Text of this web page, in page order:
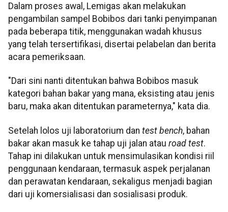
Dalam proses awal, Lemigas akan melakukan
pengambilan sampel Bobibos dari tanki penyimpanan
pada beberapa titik, menggunakan wadah khusus
yang telah tersertifikasi, disertai pelabelan dan berita
acara pemeriksaan.
"Dari sini nanti ditentukan bahwa Bobibos masuk
kategori bahan bakar yang mana, eksisting atau jenis
baru, maka akan ditentukan parameternya," kata dia.
Setelah lolos uji laboratorium dan test bench, bahan
bakar akan masuk ke tahap uji jalan atau road test.
Tahap ini dilakukan untuk mensimulasikan kondisi riil
penggunaan kendaraan, termasuk aspek perjalanan
dan perawatan kendaraan, sekaligus menjadi bagian
dari uji komersialisasi dan sosialisasi produk.